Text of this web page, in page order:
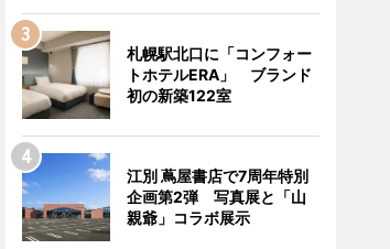
札幌駅北口に「コンフォー
トホテルERA」 ブランド
初の新築122室
江別 蔦屋書店で7周年特別
企画第2弾 写真展と「山
親爺」コラボ展示